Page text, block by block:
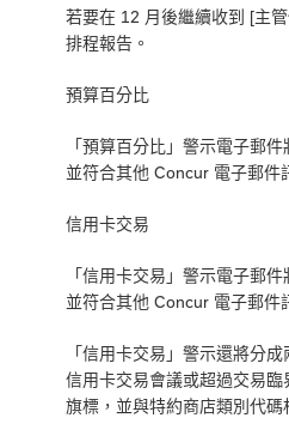
若要在 12 月後繼續收到 [主
排程報告。
預算百分比
「預算百分比」警示電子郵
並符合其他 Concur 電子郵件
信用卡交易
「信用卡交易」警示電子郵
並符合其他 Concur 電子郵件
「信用卡交易」警示還將分
信用卡交易會議或超過交易
旗標，並與特約商店類別代碼